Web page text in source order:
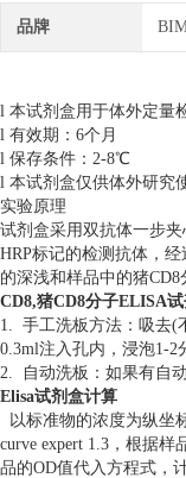
品牌
l 本试剂盒用于体外定量
l 有效期：6个月
l 保存条件：2-8℃
l 本试剂盒仅供体外研究
实验原理
试剂盒采用双抗体一步
HRP标记的检测抗体，
的深浅和样品中的猪
CD8,猪CD8分子ELISA
1. 手工洗板方法：吸去(
0.3ml注入孔内，浸泡1-2
2. 自动洗板：如果有自
Elisa试剂盒计算
以标准物的浓度为纵坐
curve expert 1.3，根据
品的OD值代入方程式，